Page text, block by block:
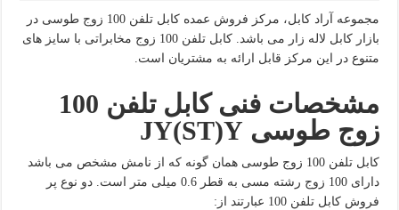
مجموعه آراد کابل، مرکز فروش عمده کابل تلفن 100 زوج طوسی در
بازار کابل لاله زار می باشد. کابل تلفن 100 زوج مخابراتی با سایز های
متنوع در این مرکز قابل ارائه به مشتریان است.
مشخصات فنی کابل تلفن 100
زوج طوسی JY(ST)Y
کابل تلفن 100 زوج طوسی همان گونه که از نامش مشخص می باشد
دارای 100 زوج رشته مسی به قطر 0.6 میلی متر است. دو نوع پر
فروش کابل تلفن 100 عبارتند از: